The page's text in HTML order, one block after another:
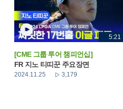
5:21
[CME 그룹 투어 챔피언십]
FR 지노 티띠꾼 주요장면
2024.11.25 3,179